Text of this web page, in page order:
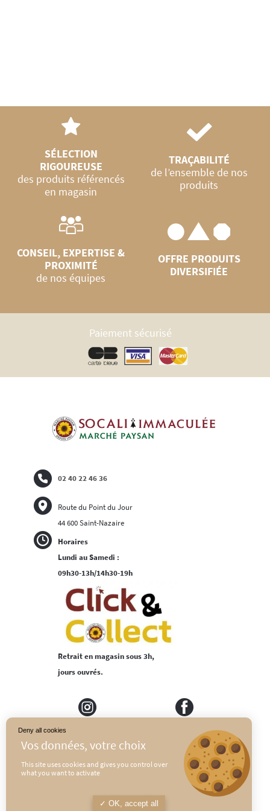
SÉLECTION
RIGOUREUSE
des produits référencés
en magasin
TRAÇABILITÉ
de l’ensemble de nos
produits
CONSEIL, EXPERTISE &
PROXIMITÉ
de nos équipes
OFFRE PRODUITS
DIVERSIFIÉE
Paiement sécurisé
Horaires
Lundi au Samedi :
09h30-13h/14h30-19h
Retrait en magasin sous 3h,
jours ouvrés.
02 40 22 46 36
Route du Point du Jour
44 600 Saint-Nazaire
MEDIAPILOTE
PLAN DU SITE
CONDITIONS GÉNÉRALES DE VENTE
POLITIQUE DE CONFIDENTIALITÉ
This site uses cookies and gives you control over
what you want to activate
OK, accept all
Deny all cookies